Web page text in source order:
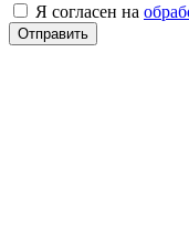
Я согласен на